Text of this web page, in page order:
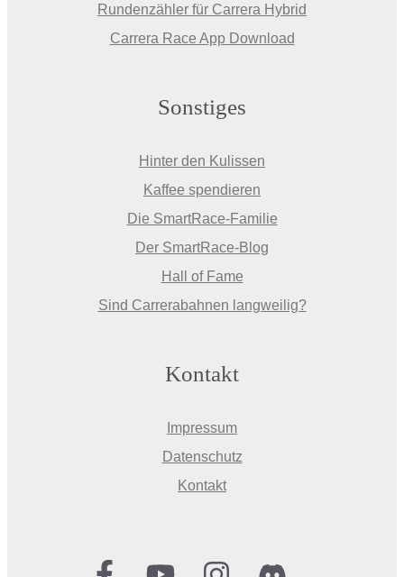
Rundenzähler für Carrera Hybrid
Carrera Race App Download
Sonstiges
Hinter den Kulissen
Kaffee spendieren
Die SmartRace-Familie
Der SmartRace-Blog
Hall of Fame
Sind Carrerabahnen langweilig?
Kontakt
Impressum
Datenschutz
Kontakt